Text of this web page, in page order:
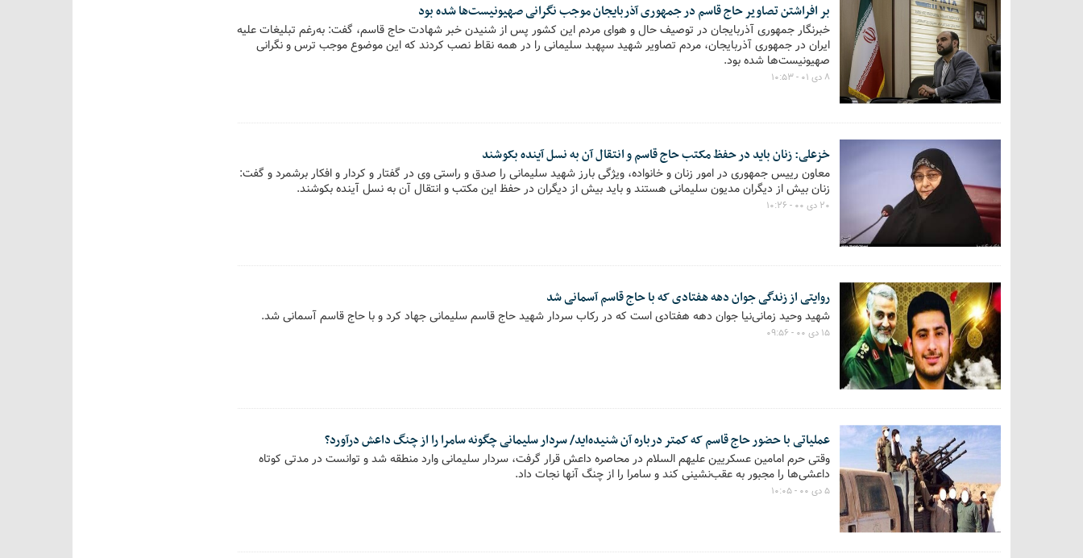
بر افراشتن تصاویر حاج قاسم در جمهوری آذربایجان موجب نگرانی صهیونیست‌ها شده بود
خبرنگار جمهوری آذربایجان در توصیف حال و هوای مردم این کشور پس از شنیدن خبر شهادت حاج قاسم، گفت: به‌رغم تبلیغات علیه
ایران در جمهوری آذربایجان، مردم تصاویر شهید سپهبد سلیمانی را در همه نقاط نصب کردند که این موضوع موجب ترس و نگرانی
صهیونیست‌ها شده بود.
۸ دی ۰۱ - ۱۰:۵۳
خزعلی: زنان باید در حفظ مکتب حاج قاسم و انتقال آن به نسل آینده بکوشند
معاون رییس جمهوری در امور زنان و خانواده، ویژگی بارز شهید سلیمانی را صدق و راستی وی در گفتار و کردار و افکار برشمرد و گفت:
زنان بیش از دیگران مدیون سلیمانی هستند و باید بیش از دیگران در حفظ این مکتب و انتقال آن به نسل آینده بکوشند.
۲۰ دی ۰۰ - ۱۰:۲۶
روایتی از زندگی جوان دهه هفتادی که با حاج قاسم آسمانی شد
شهید وحید زمانی‌نیا جوان دهه هفتادی است که در رکاب سردار شهید حاج قاسم سلیمانی جهاد کرد و با حاج قاسم آسمانی شد.
۱۵ دی ۰۰ - ۰۹:۵۶
عملیاتی با حضور حاج قاسم که کمتر درباره آن شنیده‌اید/ سردار سلیمانی چگونه سامرا را از چنگ داعش درآورد؟
وقتی حرم امامین عسکریین علیهم السلام در محاصره داعش قرار گرفت، سردار سلیمانی وارد منطقه شد و توانست در مدتی کوتاه
داعشی‌ها را مجبور به عقب‌نشینی کند و سامرا را از چنگ آنها نجات داد.
۵ دی ۰۰ - ۱۰:۰۵